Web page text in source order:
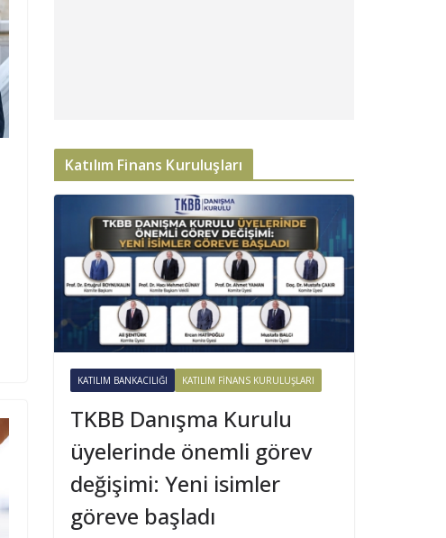
Katılım Finans Kuruluşları
KATILIM BANKACILIĞI KATILIM FINANS KURULUŞLARI
TKBB Danışma Kurulu
üyelerinde önemli görev
değişimi: Yeni isimler
göreve başladı